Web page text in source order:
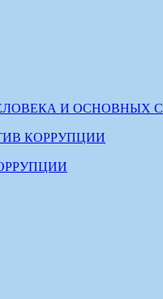
И ОСНОВНЫХ
КОРРУПЦИИ